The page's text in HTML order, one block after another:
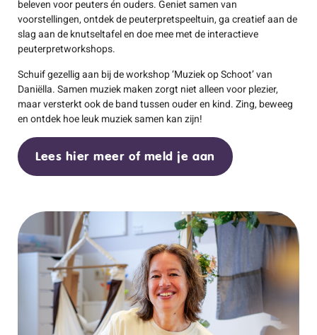
beleven voor peuters én ouders. Geniet samen van
voorstellingen, ontdek de peuterpretspeeltuin, ga creatief aan de
slag aan de knutseltafel en doe mee met de interactieve
peuterpretworkshops.
Schuif gezellig aan bij de workshop ‘Muziek op Schoot’ van
Daniëlla. Samen muziek maken zorgt niet alleen voor plezier,
maar versterkt ook de band tussen ouder en kind. Zing, beweeg
en ontdek hoe leuk muziek samen kan zijn!
Lees hier meer of meld je aan